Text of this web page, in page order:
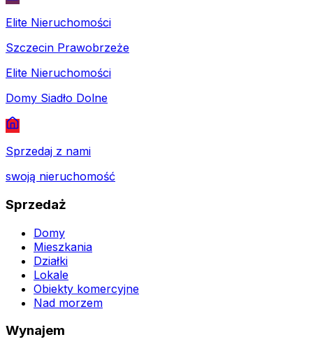
Elite Nieruchomości
Szczecin Prawobrzeże
Elite Nieruchomości
Domy Siadło Dolne
Sprzedaj z nami
swoją nieruchomość
Sprzedaż
Domy
Mieszkania
Działki
Lokale
Obiekty komercyjne
Nad morzem
Wynajem